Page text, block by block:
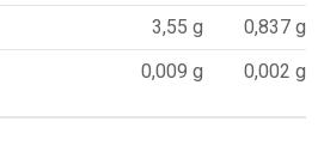
3,55 g
0,837 g
0,009 g 0,002 g